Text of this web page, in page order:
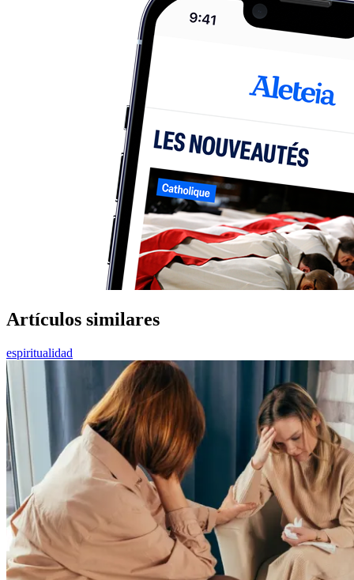
Artículos similares
espiritualidad